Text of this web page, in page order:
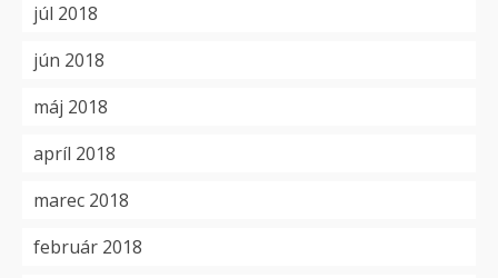
júl 2018
jún 2018
máj 2018
apríl 2018
marec 2018
február 2018